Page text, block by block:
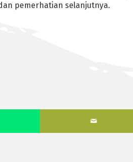
pemerhatian selanjutnya.